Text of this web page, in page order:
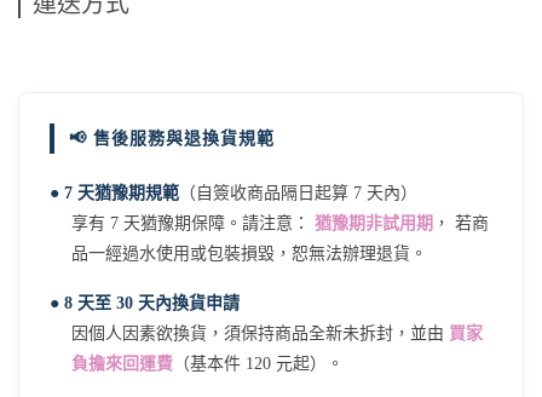
📢 售後服務與退換貨規範
● 7 天猶豫期規範 （自簽收商品隔日起算 7 天內）
享有 7 天猶豫期保障。請注意： 猶豫期非試用期 ， 若商
品一經過水使用或包裝損毀，恕無法辦理退貨。
● 8 天至 30 天內換貨申請
因個人因素欲換貨，須保持商品全新未拆封，並由 買家
負擔來回運費 （基本件 120 元起）。